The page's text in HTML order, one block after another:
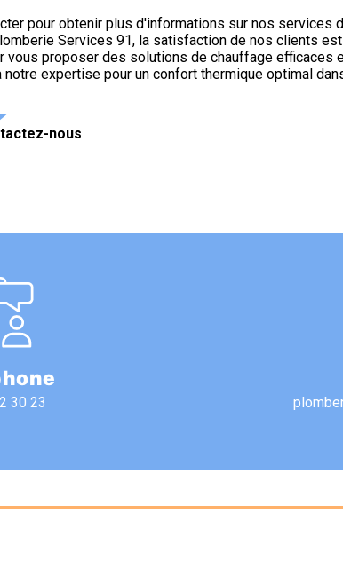
pour obtenir plus d'informations sur nos services
Services 91, la satisfaction de nos clients
proposer des solutions de chauffage efficaces
expertise pour un confort thermique optimal
nous
30 23